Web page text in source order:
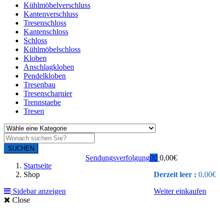
Kühlmöbelverschluss
Kantenverschluss
Tresenschloss
Kantenschloss
Schloss
Kühlmöbelschloss
Kloben
Anschlagkloben
Pendelkloben
Tresenbau
Tresenscharnier
Trennstaebe
Tresen
SUCHEN
0 0,00€
Derzeit leer : 0,00€
Weiter einkaufen
0
Sendungsverfolgung
Startseite
Shop
Sidebar anzeigen
Close